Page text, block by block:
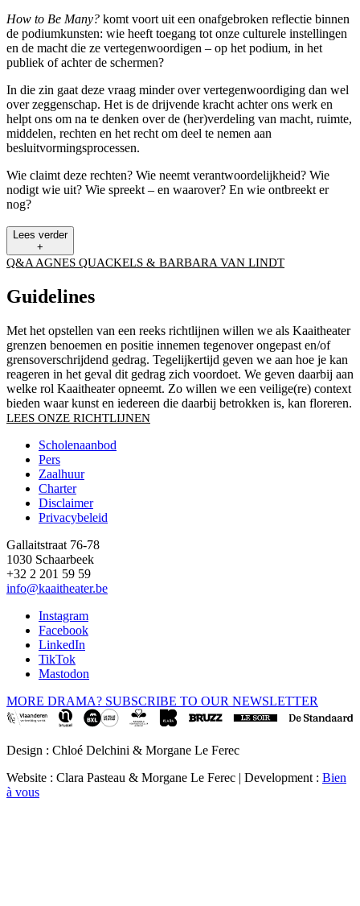
How to Be Many? komt voort uit een onafgebroken reflectie binnen
de podiumkunsten: wie heeft toegang tot onze culturele instellingen
en de macht die ze vertegenwoordigen – op het podium, in het
publiek of achter de schermen?
In die zin gaat deze vraag minder over vertegenwoordiging dan wel
over zeggenschap. Het is de drijvende kracht achter ons werk en
helpt ons om na te denken over de (her)verdeling van macht, ruimte,
middelen, rechten en het recht om deel te nemen aan
besluitvormingsprocessen.
Wie claimt deze rechten? Wie neemt verantwoordelijkheid? Wie
nodigt wie uit? Wie spreekt – en waarover? En wie ontbreekt er
nog?
Lees verder
+
Q&A AGNES QUACKELS & BARBARA VAN LINDT
Guidelines
Met het opstellen van een reeks richtlijnen willen we als Kaaitheater
grenzen benoemen en positie innemen tegenover ongepast en/of
grensoverschrijdend gedrag. Tegelijkertijd geven we aan hoe je kan
reageren in het geval dit gedrag zich voordoet. We geven daarbij aan
welke rol Kaaitheater opneemt. Zo willen we een veilige(re) context
bieden waar kunst en iedereen die daarbij betrokken is, kan floreren.
LEES ONZE RICHTLIJNEN
Footer
Scholenaanbod
Pers
Zaalhuur
Charter
Disclaimer
Privacybeleid
Gallaitstraat 76-78
1030 Schaarbeek
+32 2 201 59 59
info@kaaitheater.be
Instagram
Facebook
LinkedIn
TikTok
Mastodon
MORE DRAMA? SUBSCRIBE TO OUR NEWSLETTER
Design : Chloé Delchini & Morgane Le Ferec
Website : Clara Pasteau & Morgane Le Ferec | Development : Bien
à vous